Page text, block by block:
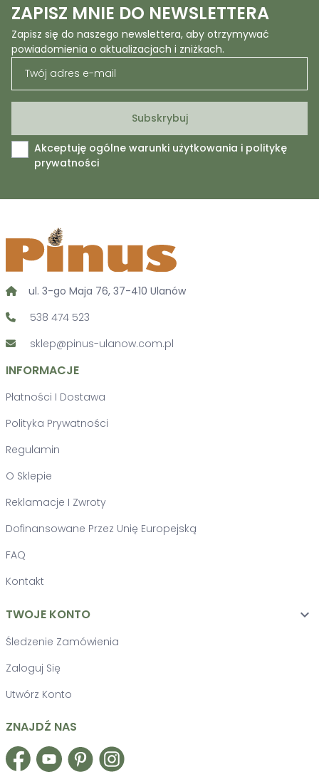
ZAPISZ MNIE DO NEWSLETTERA
Zapisz się do naszego newslettera, aby otrzymywać
powiadomienia o aktualizacjach i zniżkach.
Akceptuję ogólne warunki użytkowania i politykę
prywatności
ul. 3-go Maja 76, 37-410 Ulanów
538 474 523
sklep@pinus-ulanow.com.pl
INFORMACJE
Płatności I Dostawa
Polityka Prywatności
Regulamin
O Sklepie
Reklamacje I Zwroty
Dofinansowane Przez Unię Europejską
FAQ
Kontakt
TWOJE KONTO 
Śledzenie Zamówienia
Zaloguj Się
Utwórz Konto
ZNAJDŹ NAS